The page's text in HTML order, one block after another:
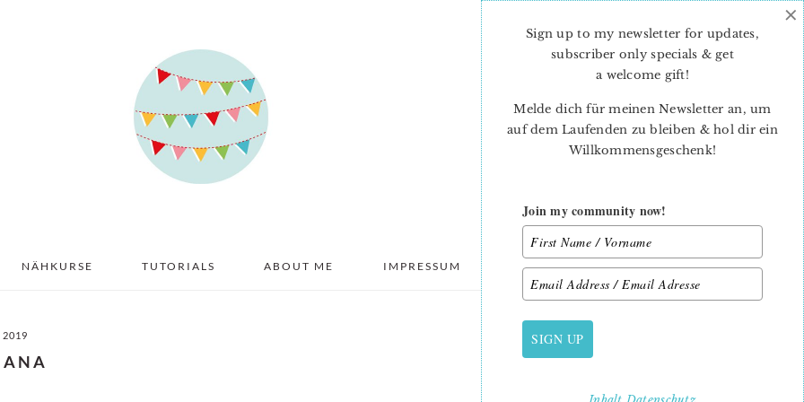
NÄHKURSE TUTORIALS ABOUT ME IMPRESSUM DATENSCHUTZ
2019
PRIMARY
SIDEBAR
Sign up to my newsletter for updates,
subscriber only specials & get
a welcome gift!
Melde dich für meinen Newsletter an, um
auf dem Laufenden zu bleiben & hol dir ein
Willkommensgeschenk!
Join my community now!
SIGN UP
×